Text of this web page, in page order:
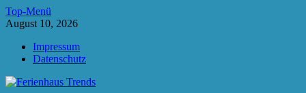
Zum
Inhalt
Top-Menü
August 10, 2026
Impressum
Datenschutz